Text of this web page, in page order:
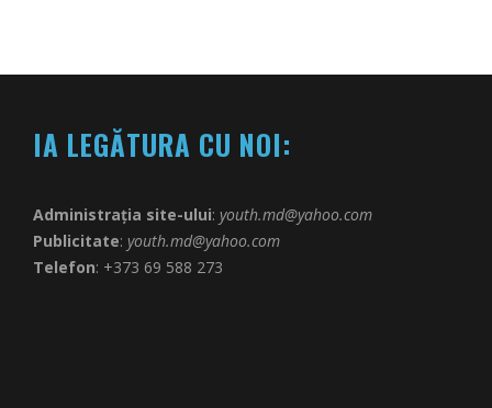
IA LEGĂTURA CU NOI:
Administrația site-ului: youth.md@yahoo.com
Publicitate: youth.md@yahoo.com
Telefon: +373 69 588 273